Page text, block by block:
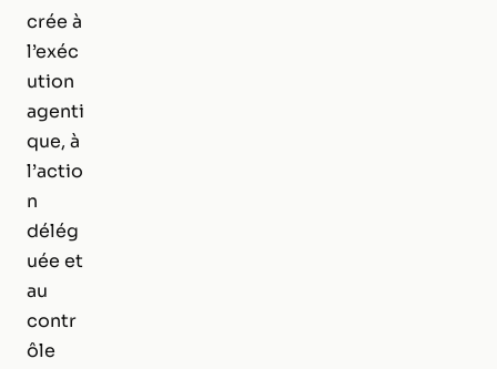
crée à
l’exéc
ution
agenti
que, à
l’actio
n
délég
uée et
au
contr
ôle